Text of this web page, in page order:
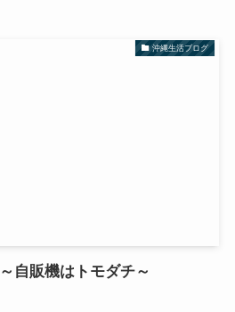
沖縄生活ブログ
自販機はトモダチ～